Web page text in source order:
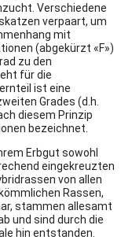
Verschiedene
verpaart, um
mit
(abgekürzt «F»)
zu den
für die
ist eine
Grades (d.h.
diesem Prinzip
bezeichnet.
Erbgut sowohl
eingekreuzten
von allen
Rassen,
stammen allesamt
und sind durch die
hin entstanden.